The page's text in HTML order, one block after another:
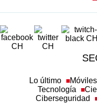
Lo último Móviles
Tecnología
Ciberseguridad